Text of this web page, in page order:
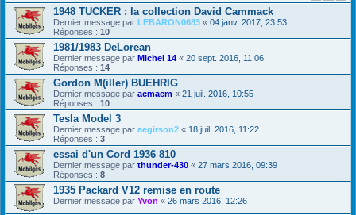
1948 TUCKER : la collection David Cammack
Dernier message par LEBARON0683 « 04 janv. 2017, 23:53
Réponses : 10
1981/1983 DeLorean
Dernier message par Michel 14 « 20 sept. 2016, 11:06
Réponses : 14
Gordon M(iller) BUEHRIG
Dernier message par acmacm « 21 juil. 2016, 10:55
Réponses : 10
Tesla Model 3
Dernier message par aegirson2 « 18 juil. 2016, 11:22
Réponses : 3
essai d'un Cord 1936 810
Dernier message par thunder-430 « 27 mars 2016, 09:39
Réponses : 8
1935 Packard V12 remise en route
Dernier message par Yvon « 26 mars 2016, 12:26